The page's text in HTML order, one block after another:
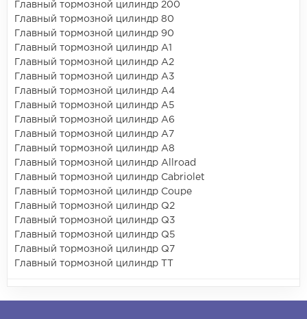
Главный тормозной цилиндр 200
Главный тормозной цилиндр 80
Главный тормозной цилиндр 90
Главный тормозной цилиндр A1
Главный тормозной цилиндр A2
Главный тормозной цилиндр A3
Главный тормозной цилиндр A4
Главный тормозной цилиндр A5
Главный тормозной цилиндр A6
Главный тормозной цилиндр A7
Главный тормозной цилиндр A8
Главный тормозной цилиндр Allroad
Главный тормозной цилиндр Cabriolet
Главный тормозной цилиндр Coupe
Главный тормозной цилиндр Q2
Главный тормозной цилиндр Q3
Главный тормозной цилиндр Q5
Главный тормозной цилиндр Q7
Главный тормозной цилиндр TT